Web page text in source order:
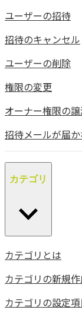
ユーザーの招待
招待のキャンセル
ユーザーの削除
権限の変更
オーナー権限の
招待メールが届
カテゴリ
カテゴリとは
カテゴリの新規
カテゴリの設定項